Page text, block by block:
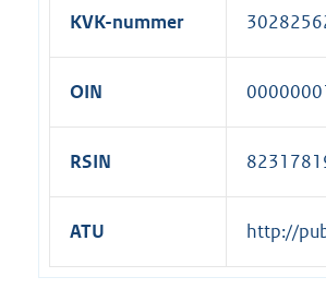
KVK-nummer
OIN
RSIN
ATU http://